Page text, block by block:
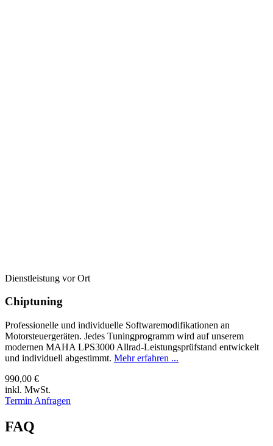
Dienstleistung vor Ort
Chiptuning
Professionelle und individuelle Softwaremodifikationen an
Motorsteuergeräten. Jedes Tuningprogramm wird auf unserem
modernen MAHA LPS3000 Allrad-Leistungsprüfstand entwickelt
und individuell abgestimmt. Mehr erfahren ...
990,00 €
inkl. MwSt.
Termin Anfragen
FAQ